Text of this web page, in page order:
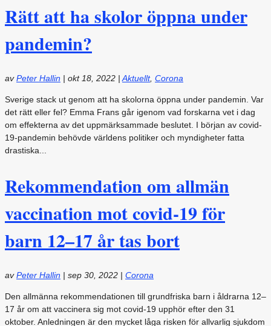
Rätt att ha skolor öppna under
pandemin?
avPeter Hallin | okt 18, 2022 | Aktuellt, Corona
Sverige stack ut genom att ha skolorna öppna under pandemin. Var
det rätt eller fel? Emma Frans går igenom vad forskarna vet i dag
om effekterna av det uppmärksammade beslutet. I början av covid-
19-pandemin behövde världens politiker och myndigheter fatta
drastiska...
Rekommendation om allmän
vaccination mot covid-19 för
barn 12–17 år tas bort
avPeter Hallin | sep 30, 2022 | Corona
Den allmänna rekommendationen till grundfriska barn i åldrarna 12–
17 år om att vaccinera sig mot covid-19 upphör efter den 31
oktober. Anledningen är den mycket låga risken för allvarlig sjukdom